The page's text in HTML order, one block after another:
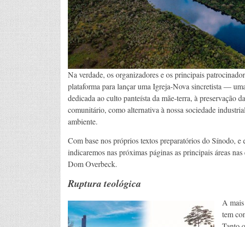
Na verdade, os organizadores e os principais
plataforma para lançar uma Igreja-Nova sincretista —
dedicada ao culto panteísta da mãe-terra, à preservação
comunitário, como alternativa à nossa sociedade
ambiente.
Com base nos próprios textos preparatórios do Sínodo, e
indicaremos nas próximas páginas as principais áreas
Dom Overbeck.
Ruptura teológica
A
tem